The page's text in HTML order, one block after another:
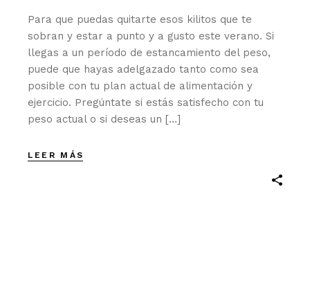
Para que puedas quitarte esos kilitos que te
sobran y estar a punto y a gusto este verano. Si
llegas a un período de estancamiento del peso,
puede que hayas adelgazado tanto como sea
posible con tu plan actual de alimentación y
ejercicio. Pregúntate si estás satisfecho con tu
peso actual o si deseas un […]
LEER MÁS